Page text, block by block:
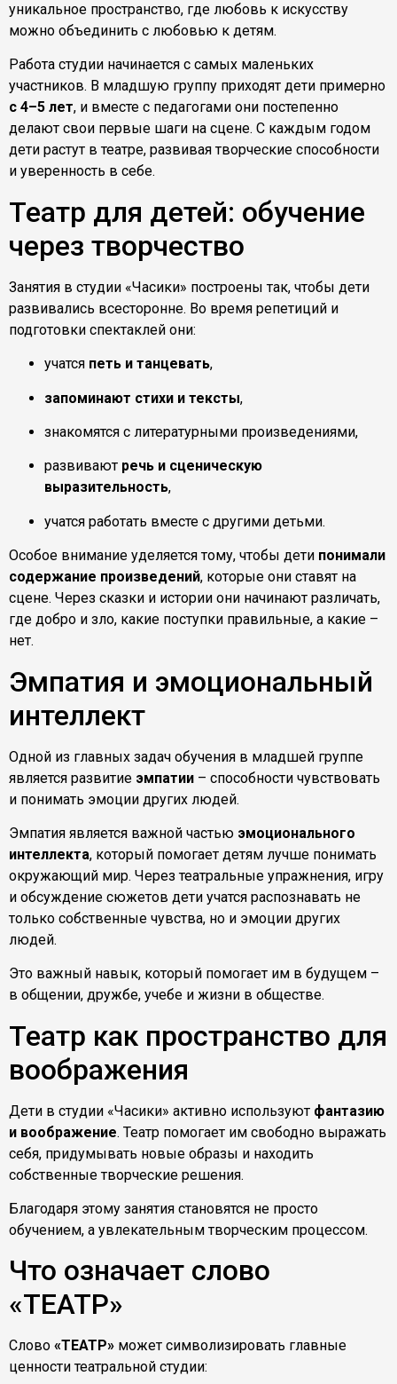
уникальное пространство, где любовь к искусству
можно объединить с любовью к детям.
Работа студии начинается с самых маленьких
участников. В младшую группу приходят дети примерно
с 4–5 лет, и вместе с педагогами они постепенно
делают свои первые шаги на сцене. С каждым годом
дети растут в театре, развивая творческие способности
и уверенность в себе.
Театр для детей: обучение
через творчество
Занятия в студии «Часики» построены так, чтобы дети
развивались всесторонне. Во время репетиций и
подготовки спектаклей они:
учатся петь и танцевать,
запоминают стихи и тексты,
знакомятся с литературными произведениями,
развивают речь и сценическую
выразительность,
учатся работать вместе с другими детьми.
Особое внимание уделяется тому, чтобы дети понимали
содержание произведений, которые они ставят на
сцене. Через сказки и истории они начинают различать,
где добро и зло, какие поступки правильные, а какие –
нет.
Эмпатия и эмоциональный
интеллект
Одной из главных задач обучения в младшей группе
является развитие эмпатии – способности чувствовать
и понимать эмоции других людей.
Эмпатия является важной частью эмоционального
интеллекта, который помогает детям лучше понимать
окружающий мир. Через театральные упражнения, игру
и обсуждение сюжетов дети учатся распознавать не
только собственные чувства, но и эмоции других
людей.
Это важный навык, который помогает им в будущем –
в общении, дружбе, учебе и жизни в обществе.
Театр как пространство для
воображения
Дети в студии «Часики» активно используют фантазию
и воображение. Театр помогает им свободно выражать
себя, придумывать новые образы и находить
собственные творческие решения.
Благодаря этому занятия становятся не просто
обучением, а увлекательным творческим процессом.
Что означает слово
«ТЕАТР»
Слово «ТЕАТР» может символизировать главные
ценности театральной студии: